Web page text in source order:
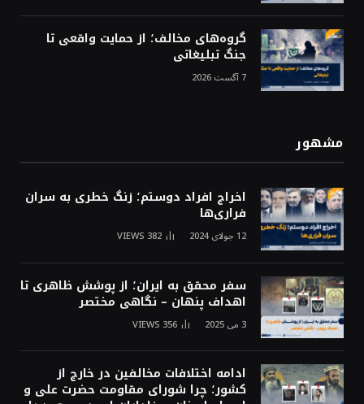
گروه‌های مخالف؛ از حمایت واقعی تا
جنگ تبلیغاتی
7 آگست 2026
مشهور
اخراج افراد دوستم؛ زنگ خطری به سران
فراری‌ها
12 جولای 2024 382
VIEWS
سفر محقق به ایران؛ از پوشش ظاهری تا
اهداف پنهان – نگاهی مختصر
3 می 2025 356
VIEWS
ادامه اختلافات مخالفین در خارج از
کشور؛ چرا شورای مقاومت حضرت علی و